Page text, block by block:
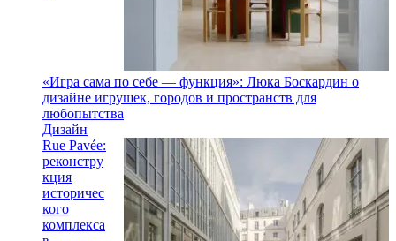
«Игра сама по себе — функция»: Люка Боскардин о
дизайне игрушек, городов и пространств для
любопытства
Дизайн
Rue Pavée:
реконстру
кция
историчес
кого
комплекса